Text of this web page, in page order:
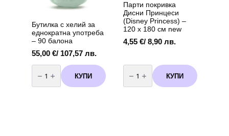
Бутилка с хелий за
еднократна употреба
– 90 балона
55,00 €/ 107,57 лв.
количество
за
Бутилка
с
КУПИ
Парти покривка
Дисни Принцеси
(Disney Princess) –
120 x 180 см new
4,55 €/ 8,90 лв.
количество
за
Парти
покривка
КУПИ